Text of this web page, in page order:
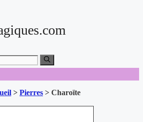
> Pierres > Charoïte